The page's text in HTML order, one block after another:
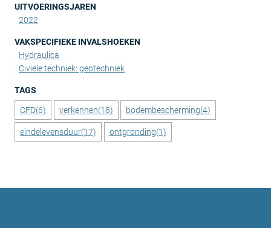
UITVOERINGSJAREN
2022
VAKSPECIFIEKE INVALSHOEKEN
Hydraulica
Civiele techniek: geotechniek
TAGS
CFD(6) verkennen(18) bodembescherming(4)
eindelevensduur(17) ontgronding(1)